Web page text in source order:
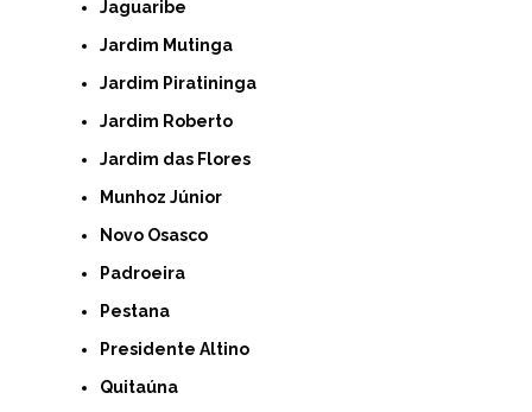
Jaguaribe
Jardim Mutinga
Jardim Piratininga
Jardim Roberto
Jardim das Flores
Munhoz Júnior
Novo Osasco
Padroeira
Pestana
Presidente Altino
Quitaúna